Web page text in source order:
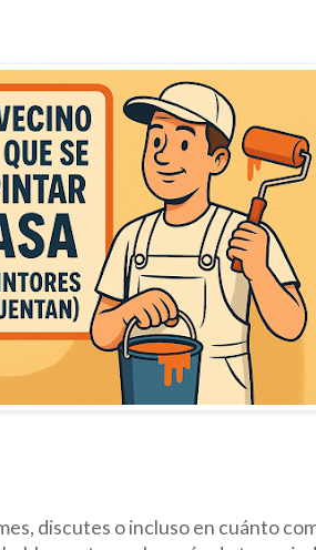
discutes o incluso en cuánto